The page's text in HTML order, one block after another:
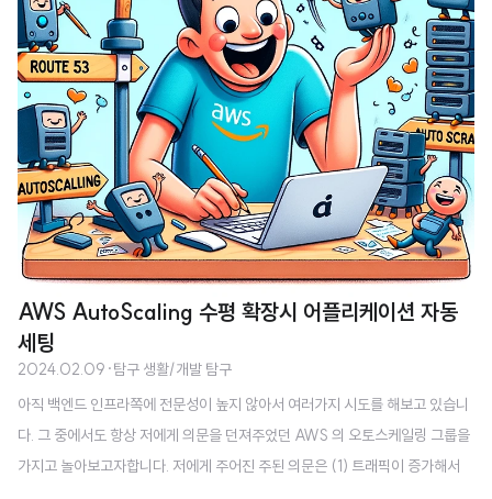
AWS AutoScaling 수평 확장시 어플리케이션 자동
세팅
2024.02.09 ·탐구 생활/개발 탐구
아직 백엔드 인프라쪽에 전문성이 높지 않아서 여러가지 시도를 해보고 있습니
다. 그 중에서도 항상 저에게 의문을 던져주었던 AWS 의 오토스케일링 그룹을
가지고 놀아보고자합니다. 저에게 주어진 주된 의문은 (1) 트래픽이 증가해서